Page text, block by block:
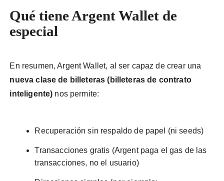
Qué tiene Argent Wallet de
especial
En resumen, Argent Wallet, al ser capaz de crear una
nueva clase de billeteras (billeteras de contrato
inteligente) nos permite:
Recuperación sin respaldo de papel (ni seeds)
Transacciones gratis (Argent paga el gas de las
transacciones, no el usuario)